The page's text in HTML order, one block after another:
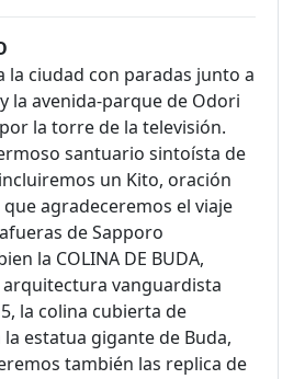
la ciudad con paradas junto a
la avenida-parque de Odori
la torre de la televisión.
santuario sintoísta de
un Kito, oración
agradeceremos el viaje
de Sapporo
la COLINA DE BUDA,
vanguardista
la colina cubierta de
estatua gigante de Buda,
también las replica de